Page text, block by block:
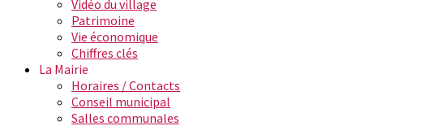
Vidéo du village
Patrimoine
Vie économique
Chiffres clés
La Mairie
Horaires / Contacts
Conseil municipal
Salles communales